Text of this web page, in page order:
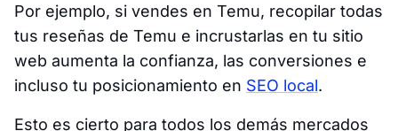
Por ejemplo, si vendes en Temu, recopilar todas
tus reseñas de Temu e incrustarlas en tu sitio
web aumenta la confianza, las conversiones e
incluso tu posicionamiento en SEO local.
Esto es cierto para todos los demás mercados